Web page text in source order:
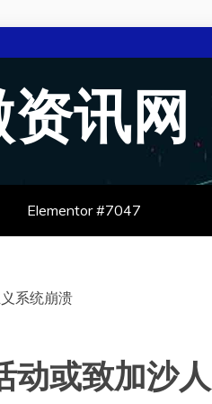
讯网
Elementor #7047
系统崩溃
动或致加沙人